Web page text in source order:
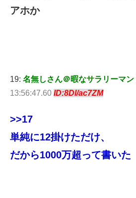
アホか
19: 名無しさん＠暇なサラリーマン
13:56:47.60 ID:8Dl/ac7ZM
>>17
単純に12掛けただけ、
だから1000万超って書いた